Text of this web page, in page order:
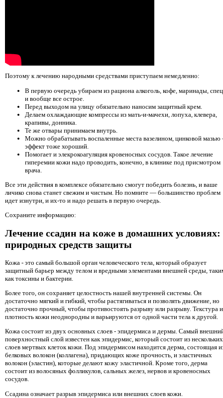
Поэтому к лечению народными средствами приступаем немедленно:
В первую очередь убираем из рациона алкоголь, кофе, маринады,
и вообще все острое.
Перед выходом на улицу обязательно наносим защитный крем.
Делаем охлаждающие компрессы из мать-и-мачехи, лопуха, клевера,
крапивы, донника.
Те же отвары принимаем внутрь.
Можно обрабатывать воспаленные места вазелином, цинковой
эффект тоже хороший.
Помогает и элекрокоагуляция кровеносных сосудов. Такое лечение
гиперемии кожи надо проводить, конечно, в клинике под присмотром
врача.
Все эти действия в комплексе обязательно смогут победить болезнь, и ваше
личико снова станет свежим и чистым. Но помните — большинство проблем
идет изнутри, и их-то и надо решать в первую очередь.
Сохраните информацию:
Лечение ссадин на коже в домашних условиях:
природных средств защиты
Кожа - это самый большой орган человеческого тела, который образует
защитный барьер между телом и вредными элементами внешней среды,
как токсины и бактерии.
Более того, он сохраняет целостность нашей внутренней системы. Он
достаточно мягкий и гибкий, чтобы растягиваться и позволять движение, но
достаточно прочный, чтобы противостоять разрыву или разрыву. Текстура и
плотность кожи неоднородны и варьируются от одной части тела к другой.
Кожа состоит из двух основных слоев - эпидермиса и дермы. Самый
поверхностный слой известен как эпидермис, который состоит из нескольких
слоев мертвых клеток кожи. Под эпидермисом находится дерма, состоящая
белковых волокон (коллагена), придающих коже прочность, и эластичных
волокон (эластин), которые делают кожу эластичной. Кроме того, дерма
состоит из волосяных фолликулов, сальных желез, нервов и кровеносных
сосудов.
Ссадина означает разрыв эпидермиса или внешних слоев кожи.